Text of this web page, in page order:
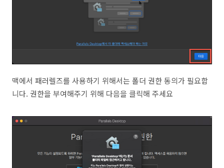
맥에서 패러렐즈를 사용하기 위해서는 폴더 권한 동의가 필요합
니다. 권한을 부여해주기 위해 다음을 클릭해 주세요